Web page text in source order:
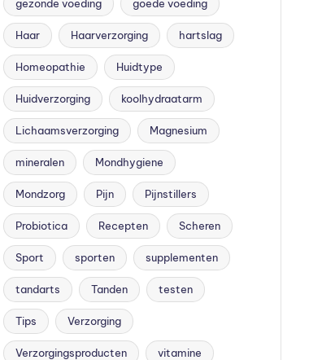
gezonde voeding goede voeding
Haar Haarverzorging hartslag
Homeopathie Huidtype
Huidverzorging koolhydraatarm
Lichaamsverzorging Magnesium
mineralen Mondhygiene
Mondzorg Pijn Pijnstillers
Probiotica Recepten Scheren
Sport sporten supplementen
tandarts Tanden testen
Tips Verzorging
Verzorgingsproducten vitamine